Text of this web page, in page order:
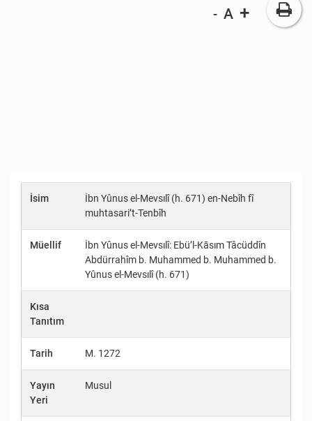
- A +
İsim
İbn Yûnus el-Mevsılî (h. 671) en-Nebîh fî
muhtasari’t-Tenbîh
Müellif
İbn Yûnus el-Mevsılî: Ebü’l-Kāsım Tâcüddîn
Abdürrahîm b. Muhammed b. Muhammed b.
Yûnus el-Mevsılî (h. 671)
Kısa
Tanıtım
Tarih M. 1272
Yayın
Yeri
Musul